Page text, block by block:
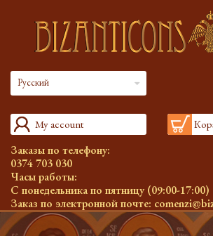
Русский
My account
Заказы по телефону:
0374 703 030
Часы работы:
С понедельника по пятницу (09:00-17:00)
Заказ по электронной почте: